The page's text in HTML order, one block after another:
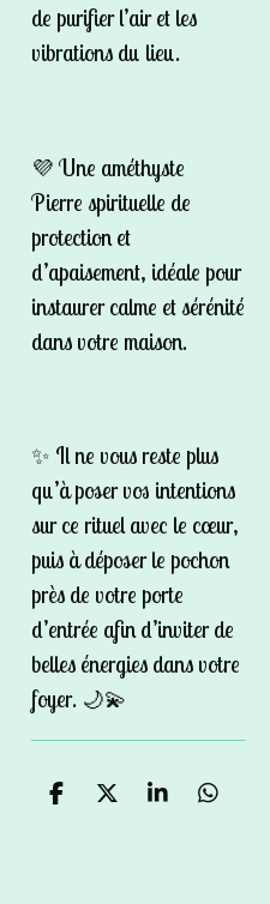
de purifier l’air et les
vibrations du lieu.
💜 Une améthyste
Pierre spirituelle de
protection et
d’apaisement, idéale pour
instaurer calme et sérénité
dans votre maison.
✨ Il ne vous reste plus
qu’à poser vos intentions
sur ce rituel avec le cœur,
puis à déposer le pochon
près de votre porte
d’entrée afin d’inviter de
belles énergies dans votre
foyer. 🌙💫
P
P
P
P